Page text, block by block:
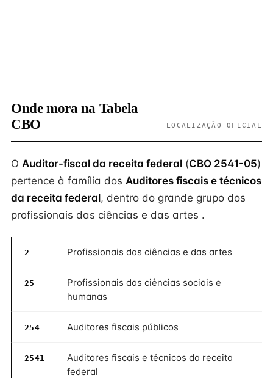
Onde mora na Tabela
CBO
LOCALIZAÇÃO OFICIAL
O Auditor-fiscal da receita federal (CBO 2541-05)
pertence à família dos Auditores fiscais e técnicos
da receita federal, dentro do grande grupo dos
profissionais das ciências e das artes .
2 Profissionais das ciências e das artes
25
Profissionais das ciências sociais e
humanas
254 Auditores fiscais públicos
2541
Auditores fiscais e técnicos da receita
federal